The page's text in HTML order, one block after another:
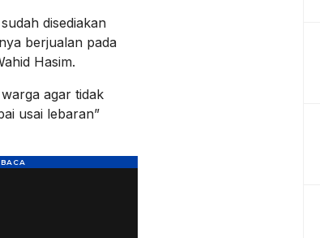
disediakan
berjualan pada
Hasim.
agar tidak
usai lebaran”